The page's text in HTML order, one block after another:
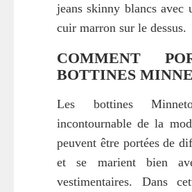
jeans skinny blancs avec
cuir marron sur le dessus.
COMMENT
BOTTINES
Les bottines
incontournable de la
peuvent être portées de
et se marient bien
vestimentaires. Dans